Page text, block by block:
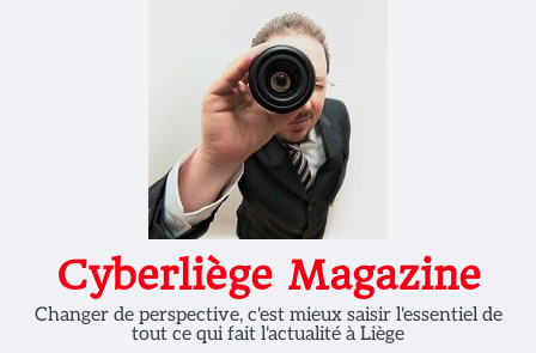
Cyberliège Magazine
Changer de perspective, c'est mieux saisir l'essentiel de
tout ce qui fait l'actualité à Liège